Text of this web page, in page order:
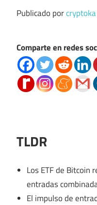
Publicado porcryptoka
Comparte en redes
TLDR
Los ETF de Bitcoin
entradas
El impulso de